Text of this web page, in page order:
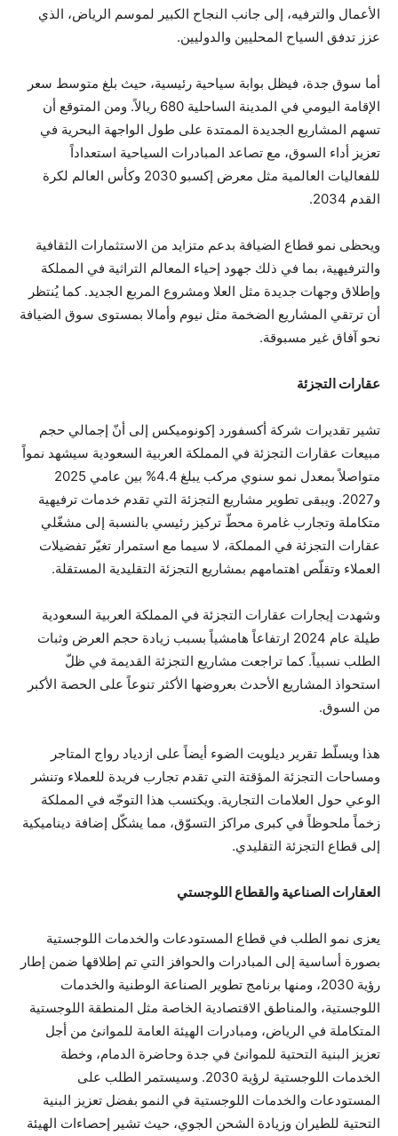
الأعمال والترفيه، إلى جانب النجاح الكبير لموسم الرياض، الذي
عزز تدفق السياح المحليين والدوليين.
أما سوق جدة، فيظل بوابة سياحية رئيسية، حيث بلغ متوسط سعر
الإقامة اليومي في المدينة الساحلية 680 ريالاً. ومن المتوقع أن
تسهم المشاريع الجديدة الممتدة على طول الواجهة البحرية في
تعزيز أداء السوق، مع تصاعد المبادرات السياحية استعداداً
للفعاليات العالمية مثل معرض إكسبو 2030 وكأس العالم لكرة
القدم 2034.
ويحظى نمو قطاع الضيافة بدعم متزايد من الاستثمارات الثقافية
والترفيهية، بما في ذلك جهود إحياء المعالم التراثية في المملكة
وإطلاق وجهات جديدة مثل العلا ومشروع المربع الجديد. كما يُنتظر
أن ترتقي المشاريع الضخمة مثل نيوم وأمالا بمستوى سوق الضيافة
نحو آفاق غير مسبوقة.
عقارات التجزئة
تشير تقديرات شركة أكسفورد إكونوميكس إلى أنّ إجمالي حجم
مبيعات عقارات التجزئة في المملكة العربية السعودية سيشهد نمواً
متواصلاً بمعدل نمو سنوي مركب يبلغ 4.4% بين عامي 2025
و2027. ويبقى تطوير مشاريع التجزئة التي تقدم خدمات ترفيهية
متكاملة وتجارب غامرة محطّ تركيز رئيسي بالنسبة إلى مشغّلي
عقارات التجزئة في المملكة، لا سيما مع استمرار تغيّر تفضيلات
العملاء وتقلّص اهتمامهم بمشاريع التجزئة التقليدية المستقلة.
وشهدت إيجارات عقارات التجزئة في المملكة العربية السعودية
طيلة عام 2024 ارتفاعاً هامشياً بسبب زيادة حجم العرض وثبات
الطلب نسبياً. كما تراجعت مشاريع التجزئة القديمة في ظلّ
استحواذ المشاريع الأحدث بعروضها الأكثر تنوعاً على الحصة الأكبر
من السوق.
هذا ويسلّط تقرير ديلويت الضوء أيضاً على ازدياد رواج المتاجر
ومساحات التجزئة المؤقتة التي تقدم تجارب فريدة للعملاء وتنشر
الوعي حول العلامات التجارية. ويكتسب هذا التوجّه في المملكة
زخماً ملحوظاً في كبرى مراكز التسوّق، مما يشكّل إضافة ديناميكية
إلى قطاع التجزئة التقليدي.
العقارات الصناعية والقطاع اللوجستي
يعزى نمو الطلب في قطاع المستودعات والخدمات اللوجستية
بصورة أساسية إلى المبادرات والحوافز التي تم إطلاقها ضمن إطار
رؤية 2030، ومنها برنامج تطوير الصناعة الوطنية والخدمات
اللوجستية، والمناطق الاقتصادية الخاصة مثل المنطقة اللوجستية
المتكاملة في الرياض، ومبادرات الهيئة العامة للموانئ من أجل
تعزيز البنية التحتية للموانئ في جدة وحاضرة الدمام، وخطة
الخدمات اللوجستية لرؤية 2030. وسيستمر الطلب على
المستودعات والخدمات اللوجستية في النمو بفضل تعزيز البنية
التحتية للطيران وزيادة الشحن الجوي، حيث تشير إحصاءات الهيئة